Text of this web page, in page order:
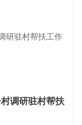
调研驻村帮扶